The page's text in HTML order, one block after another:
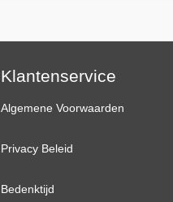
Mat
+
Strips
Klantenservice
Algemene Voorwaarden
Privacy Beleid
Bedenktijd